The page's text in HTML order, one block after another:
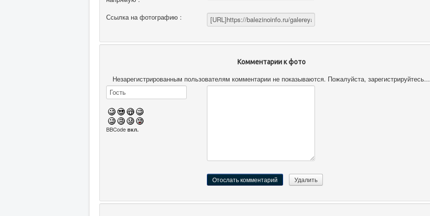
Ссылка на фотографию :
Комментарии к фото
Незарегистрированным пользователям комментарии не показываются. Пожалуйста, зарегистрируйтесь...
BBCode вкл.